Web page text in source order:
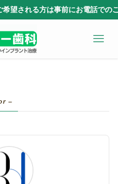
される方は事前にお電話でのご
–